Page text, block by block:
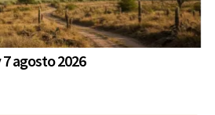
agosto 2026